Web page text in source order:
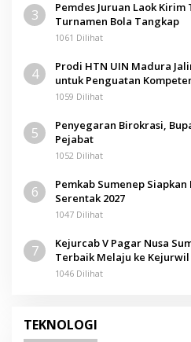
3
Pemdes Juruan Laok
Turnamen Bola Tangkap
1061 Dilihat
4
Prodi HTN UIN Madura
untuk Penguatan
1059 Dilihat
5
Penyegaran Birokrasi,
Pejabat
1052 Dilihat
6
Pemkab Sumenep
Serentak 2027
1047 Dilihat
7
Kejurcab V Pagar Nusa
Terbaik Melaju ke Kejurwil
1046 Dilihat
TEKNOLOGI